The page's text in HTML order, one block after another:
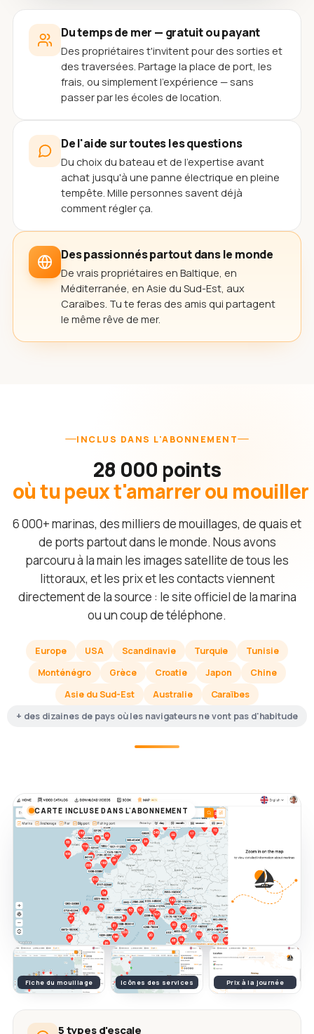
Du temps de mer — gratuit ou payant
Des propriétaires t'invitent pour des sorties et
des traversées. Partage la place de port, les
frais, ou simplement l'expérience — sans
passer par les écoles de location.
De l'aide sur toutes les questions
Du choix du bateau et de l'expertise avant
achat jusqu'à une panne électrique en pleine
tempête. Mille personnes savent déjà
comment régler ça.
Des passionnés partout dans le monde
De vrais propriétaires en Baltique, en
Méditerranée, en Asie du Sud-Est, aux
Caraïbes. Tu te feras des amis qui partagent
le même rêve de mer.
INCLUS DANS L'ABONNEMENT
28 000 points
où tu peux t'amarrer ou mouiller
6 000+ marinas, des milliers de mouillages, de quais et
de ports partout dans le monde. Nous avons
parcouru à la main les images satellite de tous les
littoraux, et les prix et les contacts viennent
directement de la source : le site officiel de la marina
ou un coup de téléphone.
Europe USA Scandinavie Turquie
Tunisie
Monténégro
Grèce Croatie Japon
Chine
Asie du Sud-Est
Australie
Caraïbes
+ des dizaines de pays où les navigateurs ne vont pas d'habitude
CARTE INCLUSE DANS L'ABONNEMENT
Fiche du mouillage Icônes des services Prix à la journée
5 types d'escale